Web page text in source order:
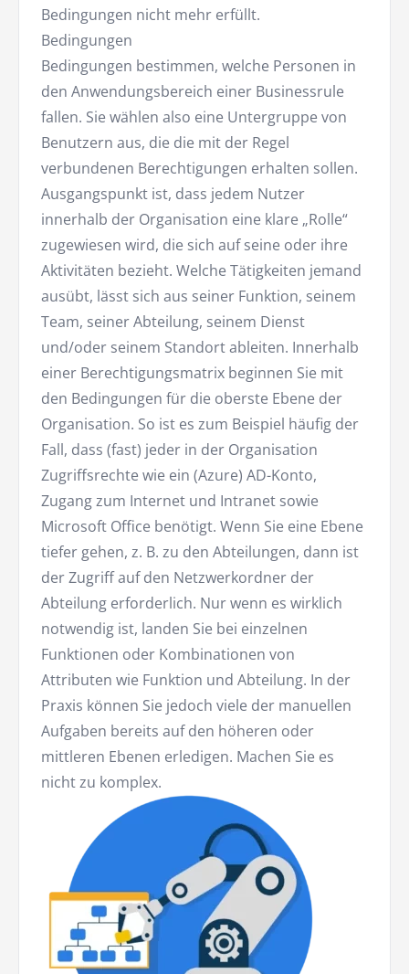
Bedingungen nicht mehr erfüllt.
Bedingungen
Bedingungen bestimmen, welche Personen in
den Anwendungsbereich einer Businessrule
fallen. Sie wählen also eine Untergruppe von
Benutzern aus, die die mit der Regel
verbundenen Berechtigungen erhalten sollen.
Ausgangspunkt ist, dass jedem Nutzer
innerhalb der Organisation eine klare „Rolle“
zugewiesen wird, die sich auf seine oder ihre
Aktivitäten bezieht. Welche Tätigkeiten jemand
ausübt, lässt sich aus seiner Funktion, seinem
Team, seiner Abteilung, seinem Dienst
und/oder seinem Standort ableiten. Innerhalb
einer Berechtigungsmatrix beginnen Sie mit
den Bedingungen für die oberste Ebene der
Organisation. So ist es zum Beispiel häufig der
Fall, dass (fast) jeder in der Organisation
Zugriffsrechte wie ein (Azure) AD-Konto,
Zugang zum Internet und Intranet sowie
Microsoft Office benötigt. Wenn Sie eine Ebene
tiefer gehen, z. B. zu den Abteilungen, dann ist
der Zugriff auf den Netzwerkordner der
Abteilung erforderlich. Nur wenn es wirklich
notwendig ist, landen Sie bei einzelnen
Funktionen oder Kombinationen von
Attributen wie Funktion und Abteilung. In der
Praxis können Sie jedoch viele der manuellen
Aufgaben bereits auf den höheren oder
mittleren Ebenen erledigen. Machen Sie es
nicht zu komplex.